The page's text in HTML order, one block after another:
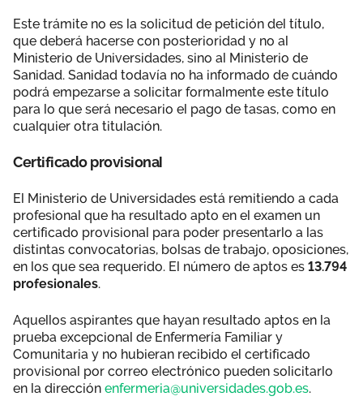
Este trámite no es la solicitud de petición del título,
que deberá hacerse con posterioridad y no al
Ministerio de Universidades, sino al Ministerio de
Sanidad. Sanidad todavía no ha informado de cuándo
podrá empezarse a solicitar formalmente este título
para lo que será necesario el pago de tasas, como en
cualquier otra titulación.
Certificado provisional
El Ministerio de Universidades está remitiendo a cada
profesional que ha resultado apto en el examen un
certificado provisional para poder presentarlo a las
distintas convocatorias, bolsas de trabajo, oposiciones,
en los que sea requerido. El número de aptos es 13.794
profesionales.
Aquellos aspirantes que hayan resultado aptos en la
prueba excepcional de Enfermería Familiar y
Comunitaria y no hubieran recibido el certificado
provisional por correo electrónico pueden solicitarlo
en la dirección enfermeria@universidades.gob.es.